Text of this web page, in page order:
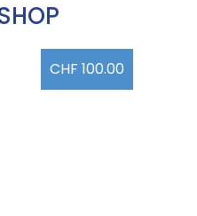
CHF 100.00